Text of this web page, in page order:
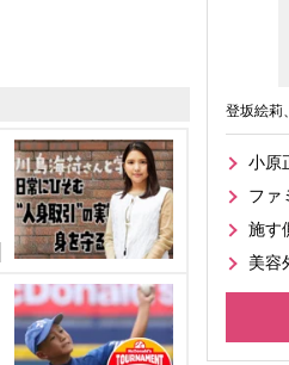
登坂絵莉
小原
ファ
施す
美容